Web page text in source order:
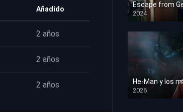
Añadido
2 años
2 años
2 años
2024
HD 1080p
He-Man y los
2026
HD 1080p